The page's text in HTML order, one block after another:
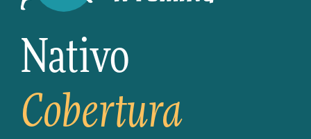
Encuentre su navegador
Obtener cobertura
Nativo
Cobertura